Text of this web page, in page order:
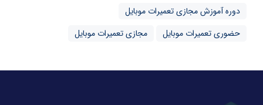
دوره آموزش مجازی تعمیرات موبایل
حضوری تعمیرات موبایل
مجازی تعمیرات موبایل